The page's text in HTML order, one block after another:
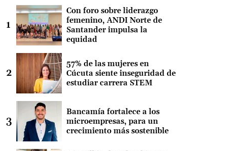
Con foro sobre liderazgo
femenino, ANDI Norte de
Santander impulsa la
equidad
57% de las mujeres en
Cúcuta siente inseguridad de
estudiar carrera STEM
Bancamía fortalece a los
microempresas, para un
crecimiento más sostenible